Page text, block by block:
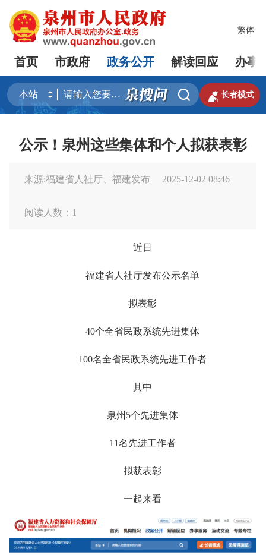
繁体
首页 市政府 政务公开 解读回应 办事
  长者模式
公示！泉州这些集体和个人拟获表彰
来源:福建省人社厅、福建发布 2025-12-02 08:46
阅读人数： 1
近日
福建省人社厅发布公示名单
拟表彰
40个全省民政系统先进集体
100名全省民政系统先进工作者
其中
泉州5个先进集体
11名先进工作者
拟获表彰
一起来看